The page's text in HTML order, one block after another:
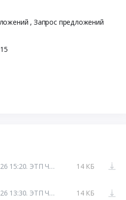
, Запрос предложений
Изменения от 14.05.2026 15:20. ЭТП ЧЭМК 14 КБ
Изменения от 28.04.2026 13:30. ЭТП ЧЭМК 14 КБ